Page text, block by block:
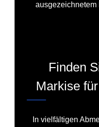
ausgezeichnetem
Finden
Markise
In vielfältigen